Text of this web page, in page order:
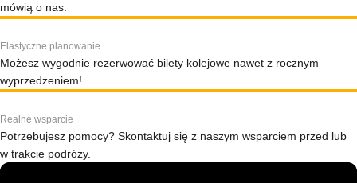
mówią o nas.
Elastyczne planowanie
Możesz wygodnie rezerwować bilety kolejowe nawet z rocznym
wyprzedzeniem!
Realne wsparcie
Potrzebujesz pomocy? Skontaktuj się z naszym wsparciem przed lub
w trakcie podróży.